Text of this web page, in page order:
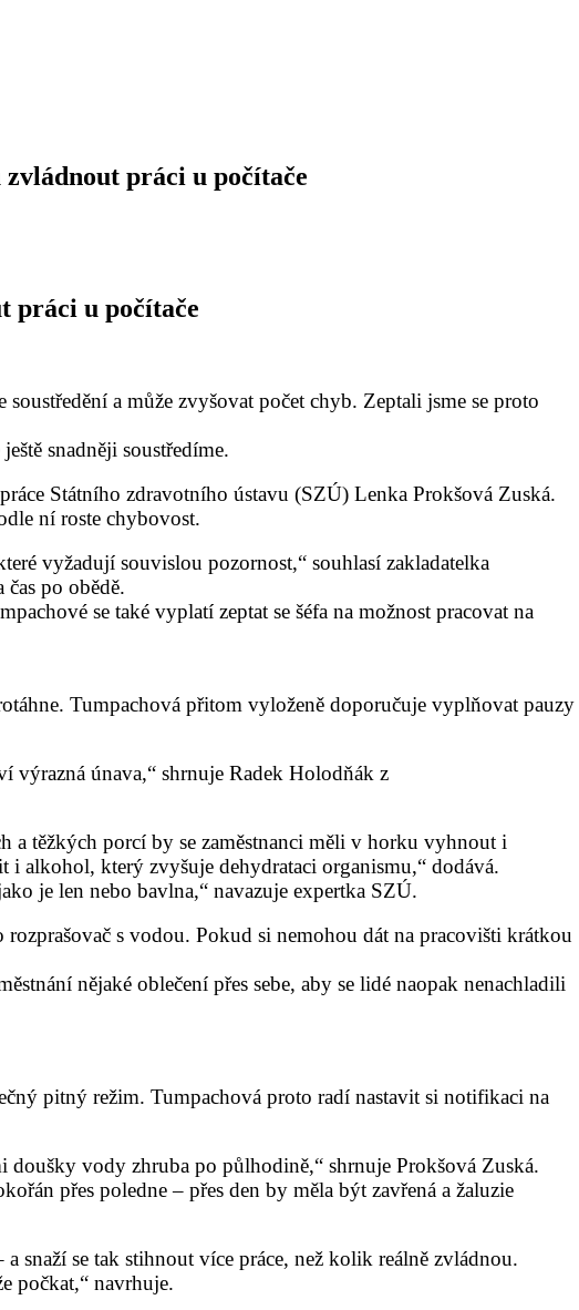
práci u počítače
práci u počítače
a může zvyšovat počet chyb. Zeptali jsme se proto
snadněji soustředíme.
Státního zdravotního ústavu (SZÚ) Lenka Prokšová Zuská.
ní roste chybovost.
vyžadují souvislou pozornost,“ souhlasí zakladatelka
po obědě.
se také vyplatí zeptat se šéfa na možnost pracovat na
Tumpachová přitom vyloženě doporučuje vyplňovat pauzy
výrazná únava,“ shrnuje Radek Holodňák z
a těžkých porcí by se zaměstnanci měli v horku vyhnout i
alkohol, který zvyšuje dehydrataci organismu,“ dodává.
je len nebo bavlna,“ navazuje expertka SZÚ.
s vodou. Pokud si nemohou dát na pracovišti krátkou
nějaké oblečení přes sebe, aby se lidé naopak nenachladili
pitný režim. Tumpachová proto radí nastavit si notifikaci na
doušky vody zhruba po půlhodině,“ shrnuje Prokšová Zuská.
přes poledne – přes den by měla být zavřená a žaluzie
snaží se tak stihnout více práce, než kolik reálně zvládnou.
počkat,“ navrhuje.